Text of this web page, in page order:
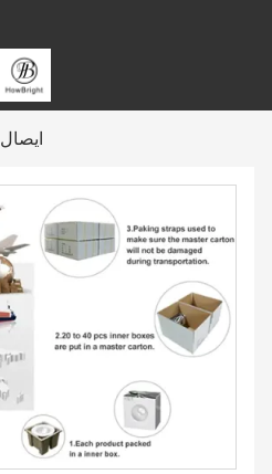
ايصال